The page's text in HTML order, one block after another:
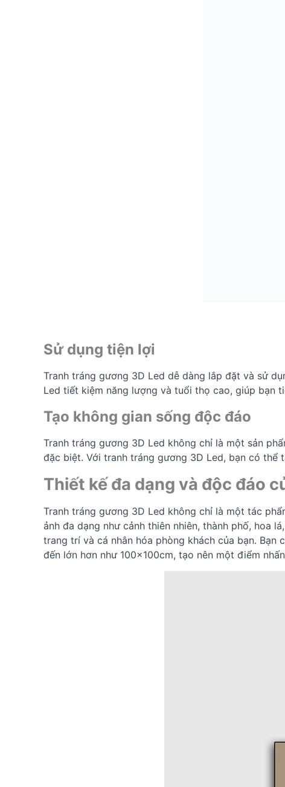
Sử dụng tiện lợi
Tranh tráng gương 3D Led dễ dàng lắp đặt và sử
Led tiết kiệm năng lượng và tuổi thọ cao, giúp bạn
Tạo không gian sống độc đáo
Tranh tráng gương 3D Led không chỉ là một sản
đặc biệt. Với tranh tráng gương 3D Led, bạn có
Thiết kế đa dạng và độc đáo
Tranh tráng gương 3D Led không chỉ là một tác
ảnh đa dạng như cảnh thiên nhiên, thành phố, hoa
trang trí và cá nhân hóa phòng khách của bạn.
đến lớn hơn như 100x100cm, tạo nên một điểm